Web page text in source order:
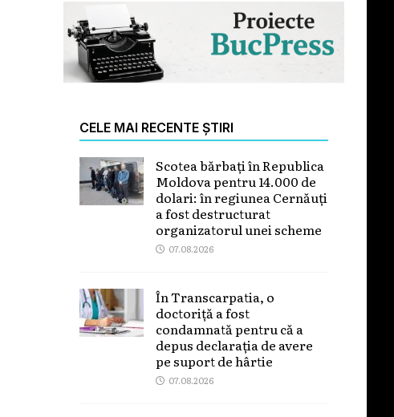
CELE MAI RECENTE ȘTIRI
Scotea bărbați în Republica
Moldova pentru 14.000 de
dolari: în regiunea Cernăuți
a fost destructurat
organizatorul unei scheme
07.08.2026
În Transcarpatia, o
doctoriță a fost
condamnată pentru că a
depus declarația de avere
pe suport de hârtie
07.08.2026